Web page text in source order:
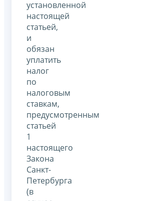
установленной
настоящей
статьей,
и
обязан
уплатить
налог
по
налоговым
ставкам,
предусмотренным
статьей
1
настоящего
Закона
Санкт-
Петербурга
(в